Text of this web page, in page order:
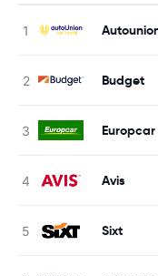
Budget
Europcar
Avis
Sixt